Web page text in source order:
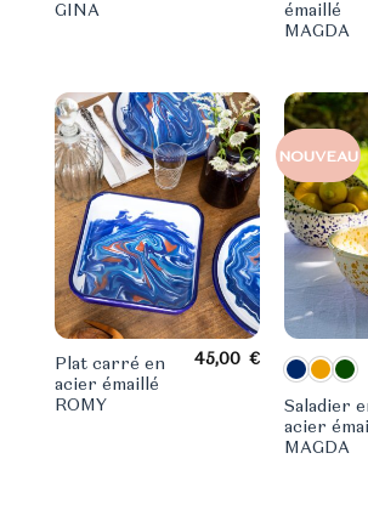
GINA
émaillé
MAGDA
Plat carré en
acier émaillé
ROMY
45,00€
NOUVEAU
Saladier
acier
MAGDA